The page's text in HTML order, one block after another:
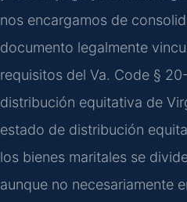
nos encargamos de
documento legalmente
requisitos del Va. Code §
distribución equitativa de
estado de distribución
los bienes maritales se
aunque no necesariamente